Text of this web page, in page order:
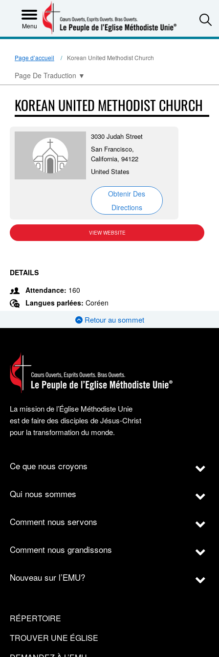
Menu
Page d’accueil Korean United Methodist Church
Page De Traduction ▼
KOREAN UNITED METHODIST CHURCH
3030 Judah Street
San Francisco,
California, 94122
United States
Obtenir Des
Directions
VIEW WEBSITE
DETAILS
Attendance: 160
Langues parlées: Coréen
Retour au sommet
La mission de l’Église Méthodiste Unie
est de faire des disciples de Jésus-Christ
pour la transformation du monde.
Ce que nous croyons
Qui nous sommes
Comment nous servons
Comment nous grandissons
Nouveau sur l’EMU?
RÉPERTOIRE
TROUVER UNE ÉGLISE